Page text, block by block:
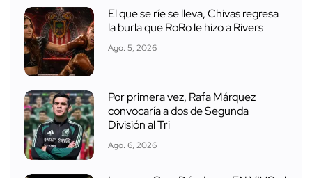
El que se ríe se lleva, Chivas regresa
la burla que RoRo le hizo a Rivers
Ago. 5, 2026
Por primera vez, Rafa Márquez
convocaría a dos de Segunda
División al Tri
Ago. 6, 2026